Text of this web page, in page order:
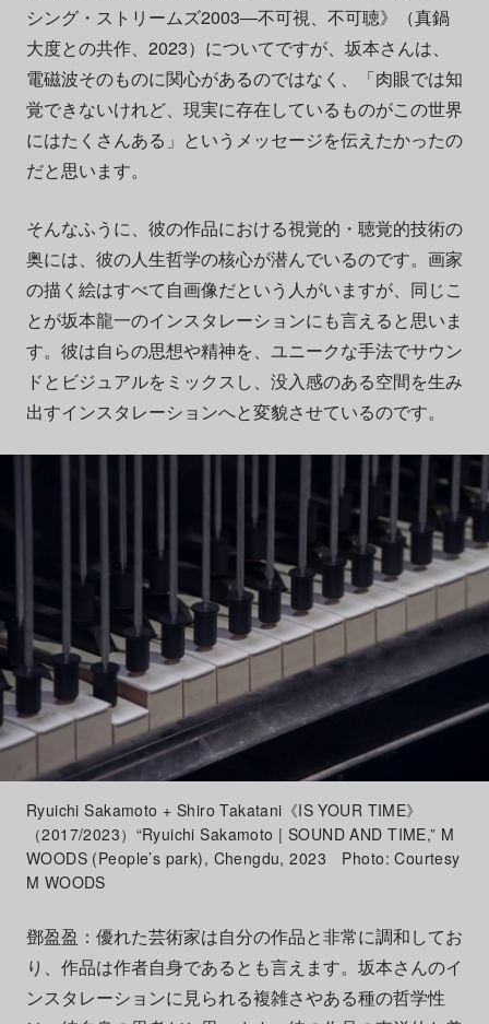
シング・ストリームズ2003―不可視、不可聴》（真鍋
大度との共作、 2023）についてですが、坂本さんは、
電磁波そのものに関心があるのではなく、「肉眼では知
覚できないけれど、現実に存在しているものがこの世界
にはたくさんある」というメッセージを伝えたかったの
だと思います。
そんなふうに、彼の作品における視覚的・聴覚的技術の
奥には、彼の人生哲学の核心が潜んでいるのです。画家
の描く絵はすべて自画像だという人がいますが、同じこ
とが坂本龍一のインスタレーションにも言えると思いま
す。彼は自らの思想や精神を、ユニークな手法でサウン
ドとビジュアルをミックスし、没入感のある空間を生み
出すインスタレーションへと変貌させているのです。
Ryuichi Sakamoto + Shiro Takatani《IS YOUR TIME》
（2017/2023）“Ryuichi Sakamoto | SOUND AND TIME,” M
WOODS (People’s park), Chengdu, 2023 Photo: Courtesy
M WOODS
鄧盈盈：優れた芸術家は自分の作品と非常に調和してお
り、作品は作者自身であるとも言えます。坂本さんのイ
ンスタレーションに見られる複雑さやある種の哲学性